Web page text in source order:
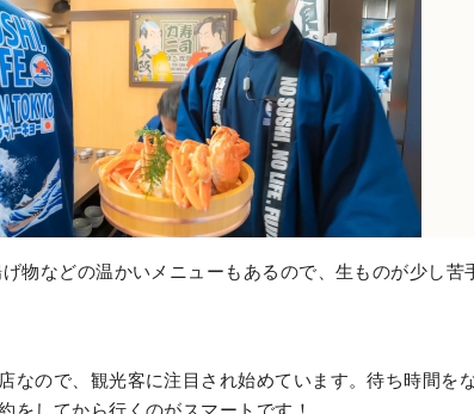
物などの温かいメニューもあるので、生ものが少し苦
なので、観光客に注目され始めています。待ち時間を